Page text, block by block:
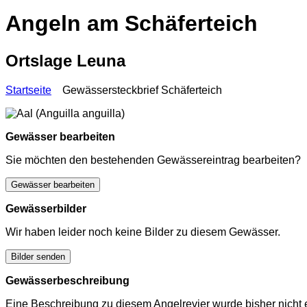
Angeln am Schäferteich
Ortslage Leuna
Startseite Gewässersteckbrief Schäferteich
Gewässer bearbeiten
Sie möchten den bestehenden Gewässereintrag bearbeiten?
Gewässer bearbeiten
Gewässerbilder
Wir haben leider noch keine Bilder zu diesem Gewässer.
Bilder senden
Gewässerbeschreibung
Eine Beschreibung zu diesem Angelrevier wurde bisher nicht